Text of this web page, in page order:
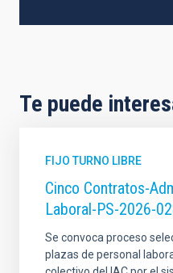
Te puede
FIJO TURNO LIBRE
Cinco Contratos-
Laboral-PS-2026-
Se convoca proceso
plazas de personal